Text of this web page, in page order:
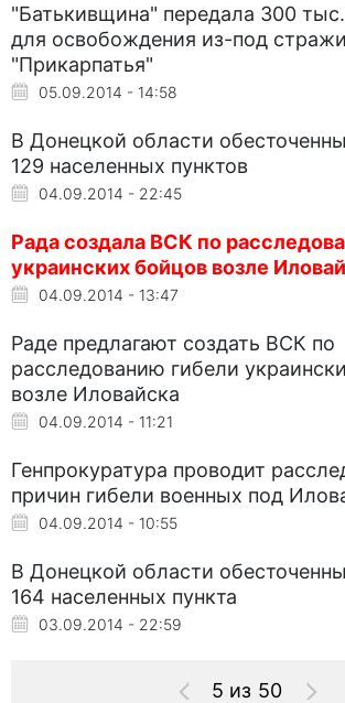
"Батькивщина" передала 300 тыс.
для освобождения из-под
"Прикарпатья"
05.09.2014 - 14:58
В Донецкой области
129 населенных пунктов
04.09.2014 - 22:45
Рада создала ВСК по
украинских бойцов возле
04.09.2014 - 13:47
Раде предлагают создать ВСК по
расследованию гибели
возле Иловайска
04.09.2014 - 11:21
Генпрокуратура проводит
причин гибели военных под
04.09.2014 - 10:55
В Донецкой области
164 населенных пункта
03.09.2014 - 22:59
5 из 50